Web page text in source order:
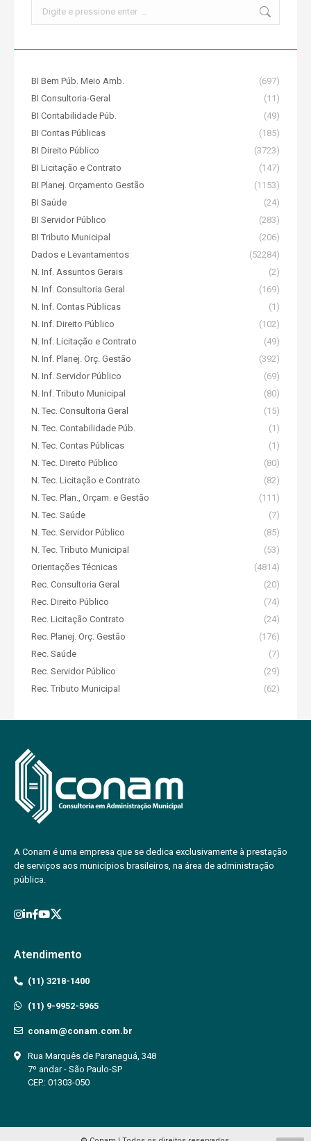
BI Bem Púb. Meio Amb.
(697)
BI Consultoria-Geral
(11)
BI Contabilidade Púb.
(49)
BI Contas Públicas
(185)
BI Direito Público
(3723)
BI Licitação e Contrato
(147)
BI Planej. Orçamento Gestão
(1153)
BI Saúde
(24)
BI Servidor Público
(283)
BI Tributo Municipal
(206)
Dados e Levantamentos
(52284)
N. Inf. Assuntos Gerais
(2)
N. Inf. Consultoria Geral
(169)
N. Inf. Contas Públicas
(1)
N. Inf. Direito Público
(102)
N. Inf. Licitação e Contrato
(49)
N. Inf. Planej. Orç. Gestão
(392)
N. Inf. Servidor Público
(69)
N. Inf. Tributo Municipal
(80)
N. Tec. Consultoria Geral
(15)
N. Tec. Contabilidade Púb.
(1)
N. Tec. Contas Públicas
(1)
N. Tec. Direito Público
(80)
N. Tec. Licitação e Contrato
(82)
N. Tec. Plan., Orçam. e Gestão
(111)
N. Tec. Saúde
(7)
N. Tec. Servidor Público
(85)
N. Tec. Tributo Municipal
(53)
Orientações Técnicas
(4814)
Rec. Consultoria Geral
(20)
Rec. Direito Público
(74)
Rec. Licitação Contrato
(24)
Rec. Planej. Orç. Gestão
(176)
Rec. Saúde
(7)
Rec. Servidor Público
(29)
Rec. Tributo Municipal
(62)
A Conam é uma empresa que se dedica exclusivamente à prestação
de serviços aos municípios brasileiros, na área de administração
pública.
Atendimento
(11) 3218-1400
(11) 9-9952-5965
conam@conam.com.br
Rua Marquês de Paranaguá, 348
7º andar - São Paulo-SP
CEP.: 01303-050